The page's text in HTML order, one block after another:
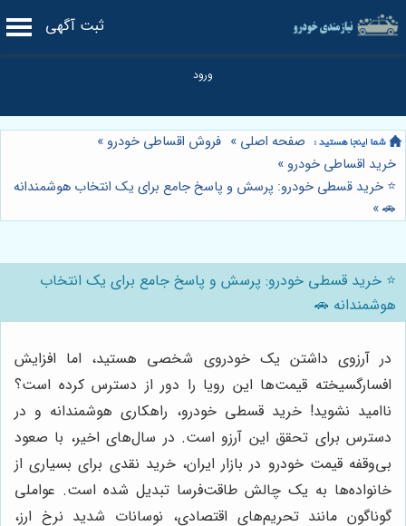
ثبت آگهی
صفحه اصلی » فروش اقساطی خودرو »
خرید اقساطی خودرو »
⭐️ خرید قسطی خودرو: پرسش و پاسخ جامع برای یک انتخاب هوشمندانه
🚗
»
⭐️ خرید قسطی خودرو: پرسش و پاسخ جامع برای یک انتخاب
هوشمندانه 🚗
در آرزوی داشتن یک خودروی شخصی هستید، اما افزایش
افسارگسیخته قیمت‌ها این رویا را دور از دسترس کرده است؟
ناامید نشوید! خرید قسطی خودرو، راهکاری هوشمندانه و در
دسترس برای تحقق این آرزو است. در سال‌های اخیر، با صعود
بی‌وقفه قیمت خودرو در بازار ایران، خرید نقدی برای بسیاری از
خانواده‌ها به یک چالش طاقت‌فرسا تبدیل شده است. عواملی
گوناگون مانند تحریم‌های اقتصادی، نوسانات شدید نرخ ارز،